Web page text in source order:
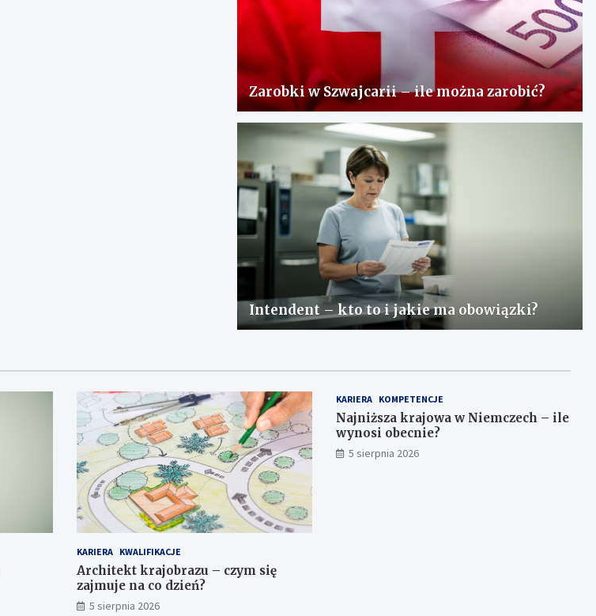
Zarobki w Szwajcarii – ile można zarobić?
Intendent – kto to i jakie ma obowiązki?
KARIERA KWALIFIKACJE
Architekt krajobrazu – czym się
zajmuje na co dzień?
5 sierpnia 2026
KARIERA KOMPETENCJE
Najniższa krajowa w Niemczech – ile
wynosi obecnie?
5 sierpnia 2026